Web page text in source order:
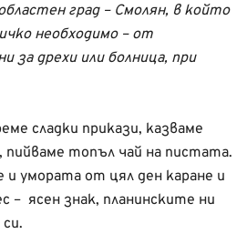
град – Смолян, в който
необходимо – от
за дрехи или болница, при
сладки прикази, казваме
пийваме топъл чай на пистата.
и умората от цял ден каране и
– ясен знак, планинските ни